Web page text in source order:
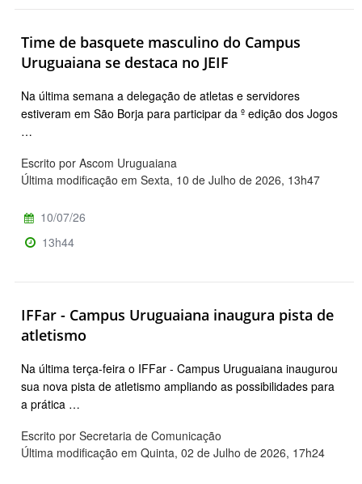
Time de basquete masculino do Campus
Uruguaiana se destaca no JEIF
Na última semana a delegação de atletas e servidores
estiveram em São Borja para participar da º edição dos Jogos
…
Escrito por Ascom Uruguaiana
Última modificação em Sexta, 10 de Julho de 2026, 13h47
10/07/26
13h44
IFFar - Campus Uruguaiana inaugura pista de
atletismo
Na última terça-feira o IFFar - Campus Uruguaiana inaugurou
sua nova pista de atletismo ampliando as possibilidades para
a prática …
Escrito por Secretaria de Comunicação
Última modificação em Quinta, 02 de Julho de 2026, 17h24